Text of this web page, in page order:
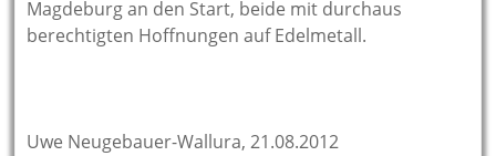
Magdeburg an den Start, beide mit durchaus
berechtigten Hoffnungen auf Edelmetall.
Uwe Neugebauer-Wallura, 21.08.2012